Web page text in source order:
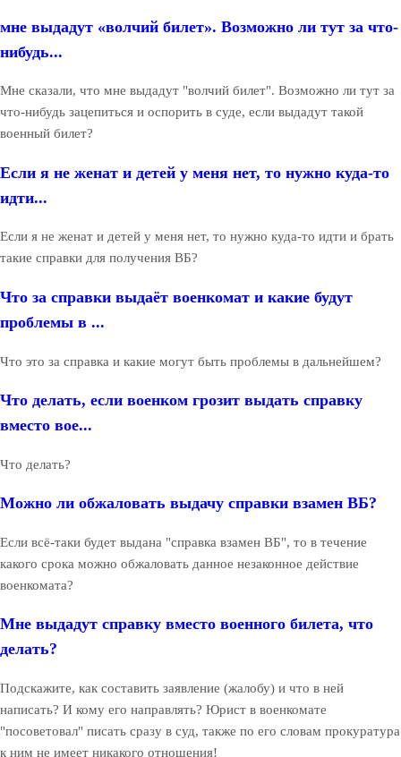
мне выдадут «волчий билет». Возможно ли тут за что-
нибудь...
Мне сказали, что мне выдадут "волчий билет". Возможно ли тут за
что-нибудь зацепиться и оспорить в суде, если выдадут такой
военный билет?
Если я не женат и детей у меня нет, то нужно куда-то
идти...
Если я не женат и детей у меня нет, то нужно куда-то идти и брать
такие справки для получения ВБ?
Что за справки выдаёт военкомат и какие будут
проблемы в ...
Что это за справка и какие могут быть проблемы в дальнейшем?
Что делать, если военком грозит выдать справку
вместо вое...
Что делать?
Можно ли обжаловать выдачу справки взамен ВБ?
Если всё-таки будет выдана "справка взамен ВБ", то в течение
какого срока можно обжаловать данное незаконное действие
военкомата?
Мне выдадут справку вместо военного билета, что
делать?
Подскажите, как составить заявление (жалобу) и что в ней
написать? И кому его направлять? Юрист в военкомате
"посоветовал" писать сразу в суд, также по его словам прокуратура
к ним не имеет никакого отношения!